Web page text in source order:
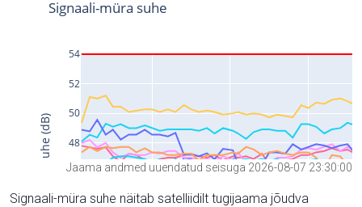
Jaama andmed uuendatud seisuga 2026-08-07 23:30:00
Signaali-müra suhe näitab satelliidilt tugijaama jõudva